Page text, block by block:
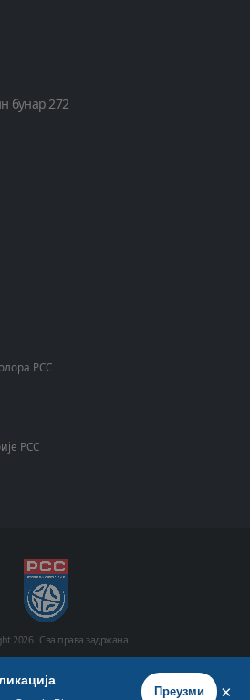
бунар 272
РСС
РСС
2026 . Сва права задржана.
Фото галерија Видео галерија
Преузми ×